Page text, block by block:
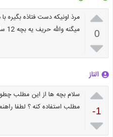

0

مرذ اونیکه دست فتاذه بگیره
میگنه والله حریف یه بچه 12 ساله نمیشه
الناز

-1

سلام بچه ها از این مطلب
مطلب استفاده کنه ؟ لطفا